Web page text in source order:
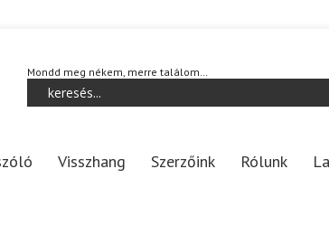
Mondd meg nékem, merre találom…
Visszhang Szerzőink Rólunk